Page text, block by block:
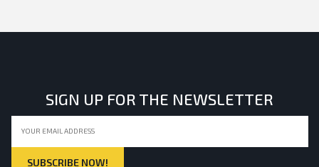
SIGN UP FOR THE NEWSLETTER